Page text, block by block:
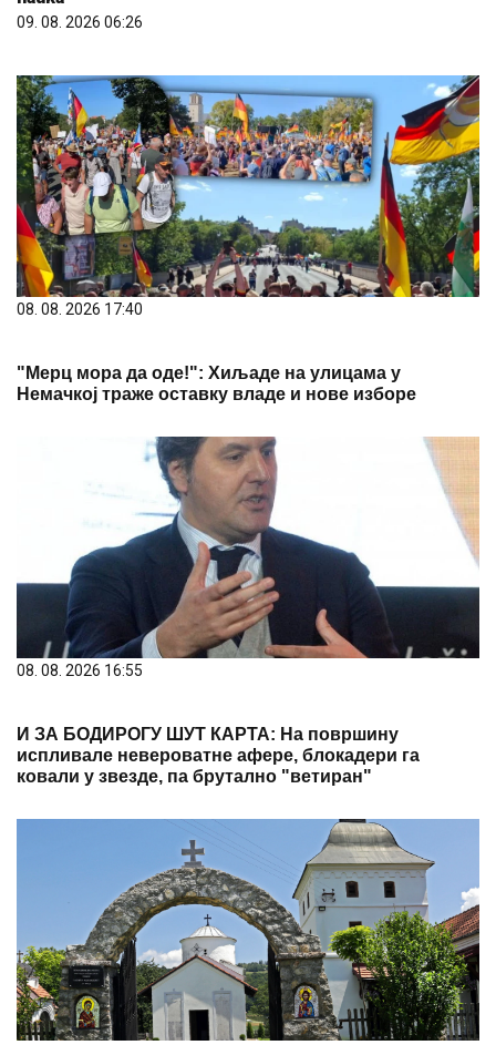
09. 08. 2026 06:26
08. 08. 2026 17:40
"Мерц мора да оде!": Хиљаде на улицама у
Немачкој траже оставку владе и нове изборе
08. 08. 2026 16:55
И ЗА БОДИРОГУ ШУТ КАРТА: На површину
испливале невероватне афере, блокадери га
ковали у звезде, па брутално "ветиран"